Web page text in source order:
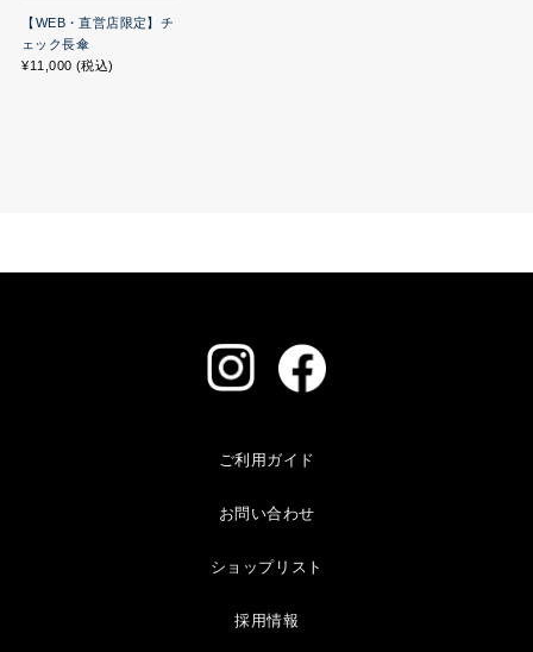
【WEB・直営店限定】チ
ェック長傘
¥11,000 (税込)
ご利用ガイド
お問い合わせ
ショップリスト
採用情報